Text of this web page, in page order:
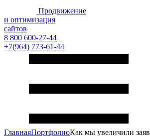
Продвижение
и оптимизация
сайтов
8 800 600-27-44
+7(964) 773-61-44
ГлавнаяПортфолиоКак мы увеличили